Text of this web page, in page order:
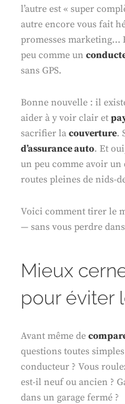
l’autre est « super
autre encore vous fait
promesses marketing…
peu comme un
sans GPS.
Bonne nouvelle : il
aider à y voir clair et
sacrifier la couverture.
d’assurance auto. Et
un peu comme avoir
routes pleines de nids-
Voici comment tirer le
— sans vous perdre
Mieux
pour éviter
Avant même de
questions toutes
conducteur ? Vous
est-il neuf ou ancien ?
dans un garage fermé ?